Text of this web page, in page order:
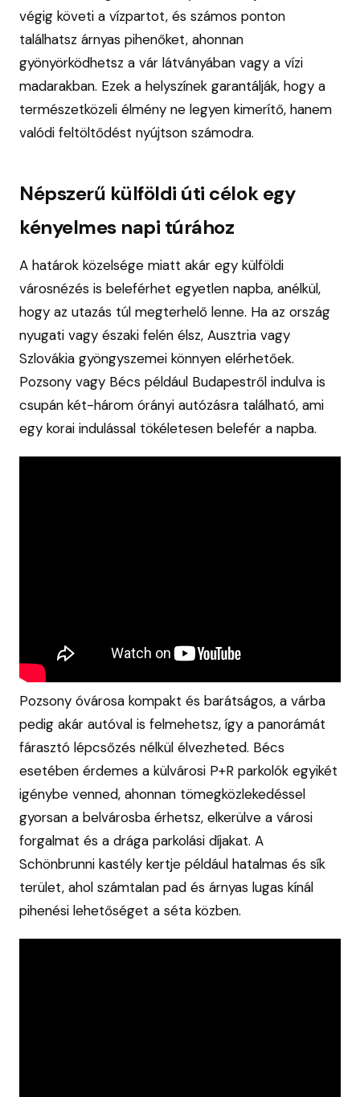
végig követi a vízpartot, és számos ponton
találhatsz árnyas pihenőket, ahonnan
gyönyörködhetsz a vár látványában vagy a vízi
madarakban. Ezek a helyszínek garantálják, hogy a
természetközeli élmény ne legyen kimerítő, hanem
valódi feltöltődést nyújtson számodra.
Népszerű külföldi úti célok egy
kényelmes napi túrához
A határok közelsége miatt akár egy külföldi
városnézés is beleférhet egyetlen napba, anélkül,
hogy az utazás túl megterhelő lenne. Ha az ország
nyugati vagy északi felén élsz, Ausztria vagy
Szlovákia gyöngyszemei könnyen elérhetőek.
Pozsony vagy Bécs például Budapestről indulva is
csupán két-három órányi autózásra található, ami
egy korai indulással tökéletesen belefér a napba.
Pozsony óvárosa kompakt és barátságos, a várba
pedig akár autóval is felmehetsz, így a panorámát
fárasztó lépcsőzés nélkül élvezheted. Bécs
esetében érdemes a külvárosi P+R parkolók egyikét
igénybe venned, ahonnan tömegközlekedéssel
gyorsan a belvárosba érhetsz, elkerülve a városi
forgalmat és a drága parkolási díjakat. A
Schönbrunni kastély kertje például hatalmas és sík
terület, ahol számtalan pad és árnyas lugas kínál
pihenési lehetőséget a séta közben.